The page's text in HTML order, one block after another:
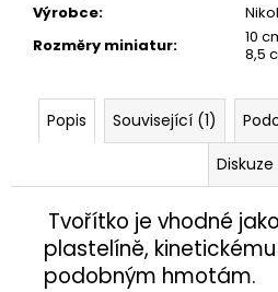
Výrobce:
Rozměry miniatur:
10
8,5
Popis Související (1)
Diskuze
Tvořítko je vhodné
plastelíně,
podobným hmotám.
ŽÍŽALA
5,50